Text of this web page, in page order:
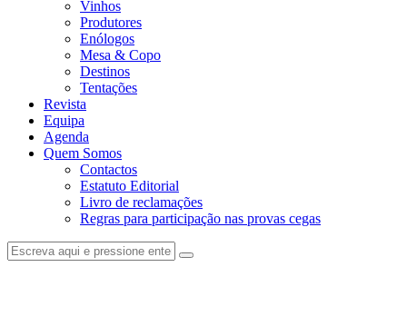
Vinhos
Produtores
Enólogos
Mesa & Copo
Destinos
Tentações
Revista
Equipa
Agenda
Quem Somos
Contactos
Estatuto Editorial
Livro de reclamações
Regras para participação nas provas cegas